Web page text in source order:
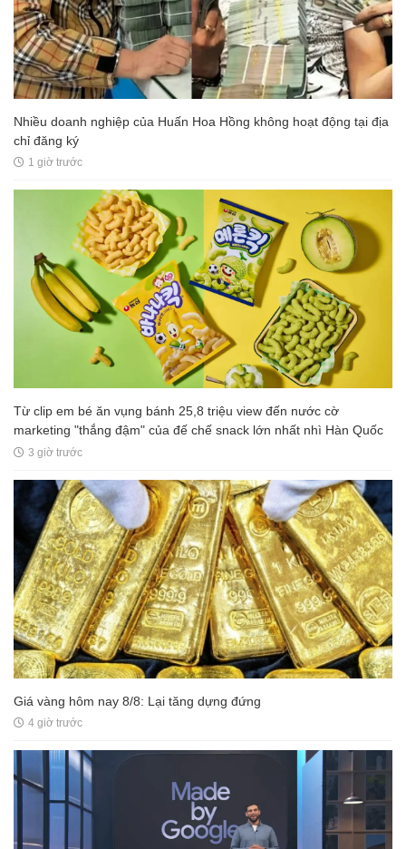
Nhiều doanh nghiệp của Huấn Hoa Hồng không hoạt động tại địa
chỉ đăng ký
1 giờ trước
Từ clip em bé ăn vụng bánh 25,8 triệu view đến nước cờ
marketing "thắng đậm" của đế chế snack lớn nhất nhì Hàn Quốc
3 giờ trước
Giá vàng hôm nay 8/8: Lại tăng dựng đứng
4 giờ trước